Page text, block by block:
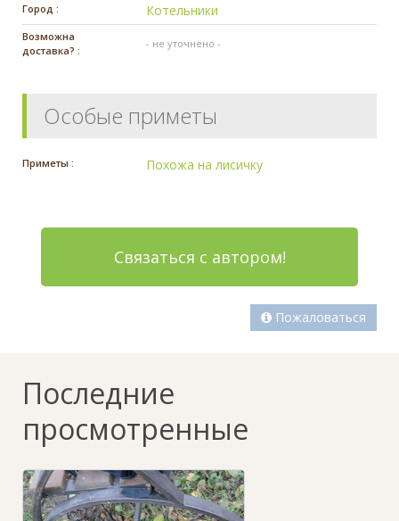
Город : Котельники
Возможна
доставка? :
- не уточнено -
Особые приметы
Приметы : Похожа на лисичку
Связаться с автором!
Пожаловаться
Последние
просмотренные